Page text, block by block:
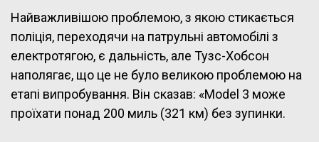
Найважливішою проблемою, з якою стикається
поліція, переходячи на патрульні автомобілі з
електротягою, є дальність, але Тузс-Хобсон
наполягає, що це не було великою проблемою на
етапі випробування. Він сказав: «Model 3 може
проїхати понад 200 миль (321 км) без зупинки.